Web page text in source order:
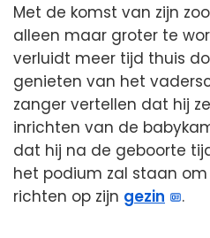
Met de komst van zijn
alleen maar groter te
verluidt meer tijd thuis
genieten van het
zanger vertellen dat hij
inrichten van de
dat hij na de geboorte
het podium zal staan
richten op zijn gezin .